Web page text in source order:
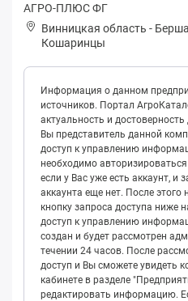
АГРО-ПЛЮС ФГ
Винницкая область -
Кошаринцы
Информация о данном
источников. Портал
актуальность и
Вы представитель данной
доступ к управлению
необходимо
если у Вас уже есть аккаунт, и
аккаунта еще нет. После
кнопку запроса доступа ниже
доступ к управлению
создан и будет рассмотрен
течении 24 часов. После
доступ и Вы сможете увидеть
кабинете в разделе
редактировать информацию.